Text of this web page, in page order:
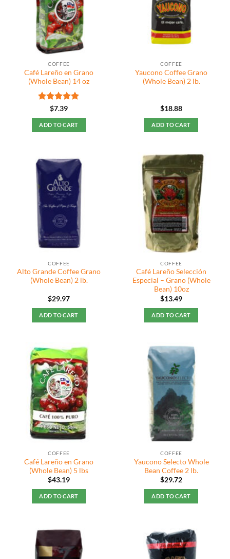
COFFEE
Café Lareño en Grano
(Whole Bean) 14 oz
Rated5
out of 5
$7.39
ADD TO CART
COFFEE
Yaucono Coffee Grano
(Whole Bean) 2 lb.
$18.88
ADD TO CART
COFFEE
Alto Grande Coffee Grano
(Whole Bean) 2 lb.
$29.97
ADD TO CART
COFFEE
Café Lareño Selección
Especial – Grano (Whole
Bean) 10oz
$13.49
ADD TO CART
COFFEE
Café Lareño en Grano
(Whole Bean) 5 lbs
$43.19
ADD TO CART
COFFEE
Yaucono Selecto Whole
Bean Coffee 2 lb.
$29.72
ADD TO CART